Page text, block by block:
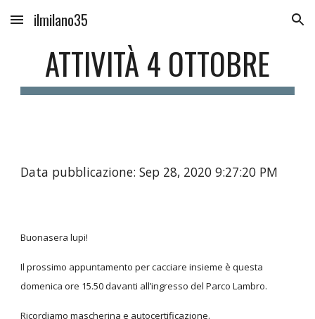
Skip to main content Skip to navigation
ilmilano35
ATTIVITÀ 4 OTTOBRE
Data pubblicazione: Sep 28, 2020 9:27:20 PM
Buonasera lupi!
Il prossimo appuntamento per cacciare insieme è questa
domenica ore 15.50 davanti all’ingresso del Parco Lambro.
Ricordiamo mascherina e autocertificazione.